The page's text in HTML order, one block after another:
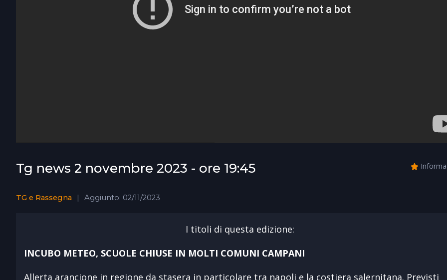
Tg news 2 novembre 2023 - ore 19:45
TG e Rassegna Aggiunto: 02/11/2023
I titoli di questa edizione:
INCUBO METEO, SCUOLE CHIUSE IN MOLTI COMUNI CAMPANI
Allerta arancione in regione da stasera in particolare tra napoli e la costiera salernitana. Previsti